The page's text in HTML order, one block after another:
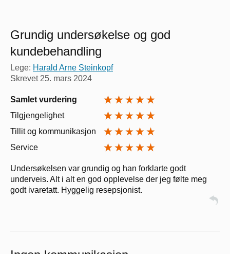
Grundig undersøkelse og god
kundebehandling
Lege: Harald Arne Steinkopf
Skrevet 25. mars 2024
Samlet vurdering
Tilgjengelighet
Tillit og kommunikasjon
Service
Undersøkelsen var grundig og han forklarte godt
underveis. Alt i alt en god opplevelse der jeg følte meg
godt ivaretatt. Hyggelig resepsjonist.